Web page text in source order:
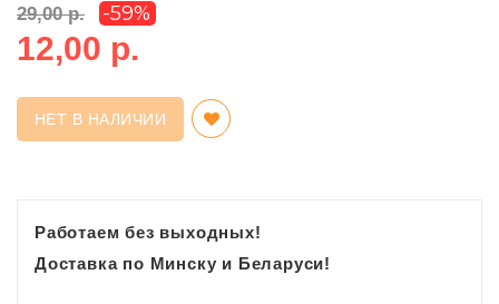
29,00 р. -59%
12,00 р.
НЕТ В НАЛИЧИИ
Работаем без выходных!
Доставка по Минску и Беларуси!